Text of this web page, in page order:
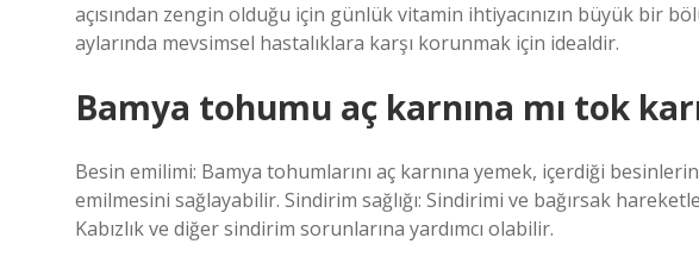
açısından zengin olduğu için günlük vitamin ihtiyacınızın büyük bir
aylarında mevsimsel hastalıklara karşı korunmak için idealdir.
Bamya tohumu aç karnına mı tok
Besin emilimi: Bamya tohumlarını aç karnına yemek, içerdiği
emilmesini sağlayabilir. Sindirim sağlığı: Sindirimi ve bağırsak
Kabızlık ve diğer sindirim sorunlarına yardımcı olabilir.